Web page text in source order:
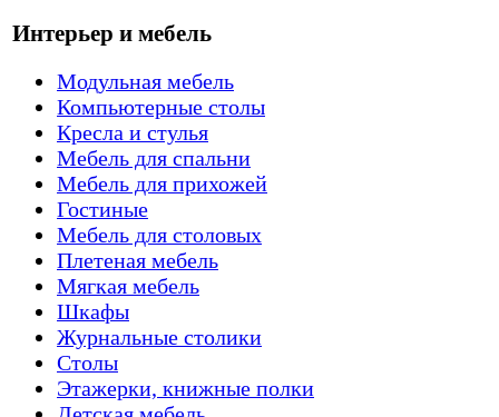
Интерьер и мебель
Модульная мебель
Компьютерные столы
Кресла и стулья
Мебель для спальни
Мебель для прихожей
Гостиные
Мебель для столовых
Плетеная мебель
Мягкая мебель
Шкафы
Журнальные столики
Столы
Этажерки, книжные полки